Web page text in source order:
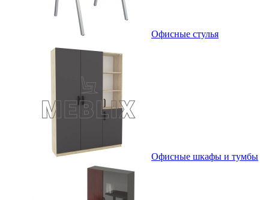
Офисные стулья
Офисные шкафы и тумбы